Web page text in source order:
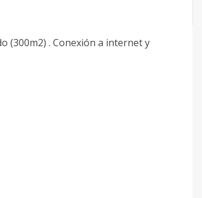
(300m2) . Conexión a internet y